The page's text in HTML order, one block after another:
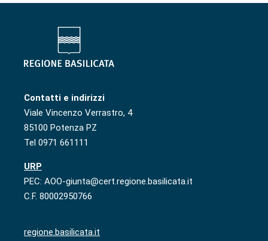
Contatti e indirizzi
Viale Vincenzo Verrastro, 4
85100 Potenza PZ
Tel 0971 661111
URP
PEC: AOO-giunta@cert.regione.basilicata.it
C.F. 80002950766
regione.basilicata.it